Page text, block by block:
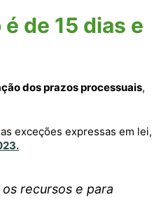
de 15 dias e
dos prazos processuais,
exceções expressas em lei,
recursos e para